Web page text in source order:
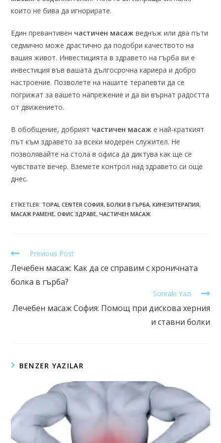
които не бива да игнорирате.
Един превантивен частичен масаж веднъж или два пъти
седмично може драстично да подобри качеството на
вашия живот. Инвестицията в здравето на гърба ви е
инвестиция във вашата дългосрочна кариера и добро
настроение. Позволете на нашите терапевти да се
погрижат за вашето напрежение и да ви върнат радостта
от движението.
В обобщение, добрият частичен масаж е най-краткият
път към здравето за всеки модерен служител. Не
позволявайте на стола в офиса да диктува как ще се
чувствате вечер. Вземете контрол над здравето си още
днес.
ETIKETLER: TOPAL CENTER СОФИЯ, БОЛКИ В ГЪРБА, КИНЕЗИТЕРАПИЯ,
МАСАЖ РАМЕНЕ, ОФИС ЗДРАВЕ, ЧАСТИЧЕН МАСАЖ
Previous Post
Лечебен масаж: Как да се справим с хроничната
болка в гърба?
Sonraki Yazı
Лечебен масаж София: Помощ при дискова херния
и ставни болки
BENZER YAZILAR